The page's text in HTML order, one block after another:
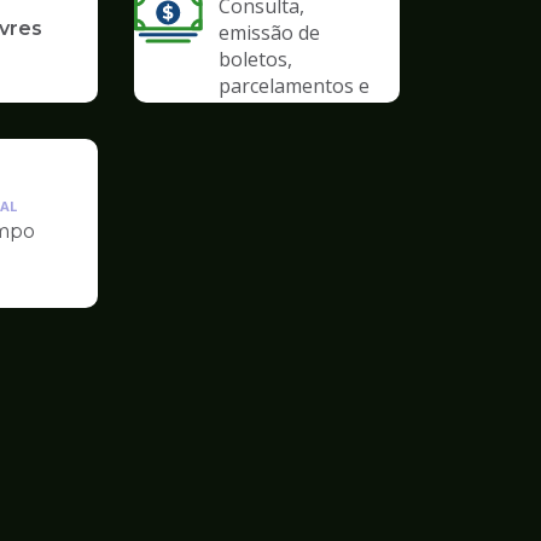
Consulta,
emissão de
boletos,
parcelamentos e